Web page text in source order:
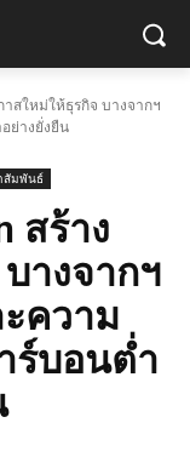
สใหม่ให้ธุรกิจ บางจากฯ
ย่างยั่งยืน
สัมพันธ์
สร้าง
างจากฯ
ความ
ร์บอนต่ำ